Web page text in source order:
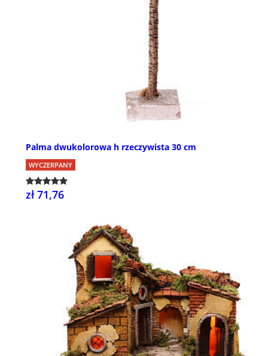
Palma dwukolorowa h rzeczywista 30 cm
WYCZERPANY
zł 71,76